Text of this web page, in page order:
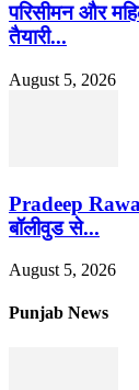
परिसीमन और
तैयारी...
August 5, 2026
Pradeep
बॉलीवुड से...
August 5, 2026
Punjab News